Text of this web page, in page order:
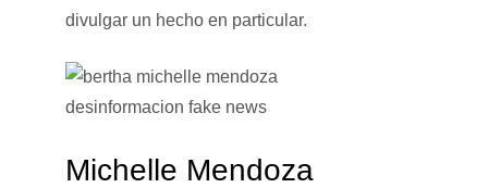
divulgar un hecho en particular.
Michelle Mendoza